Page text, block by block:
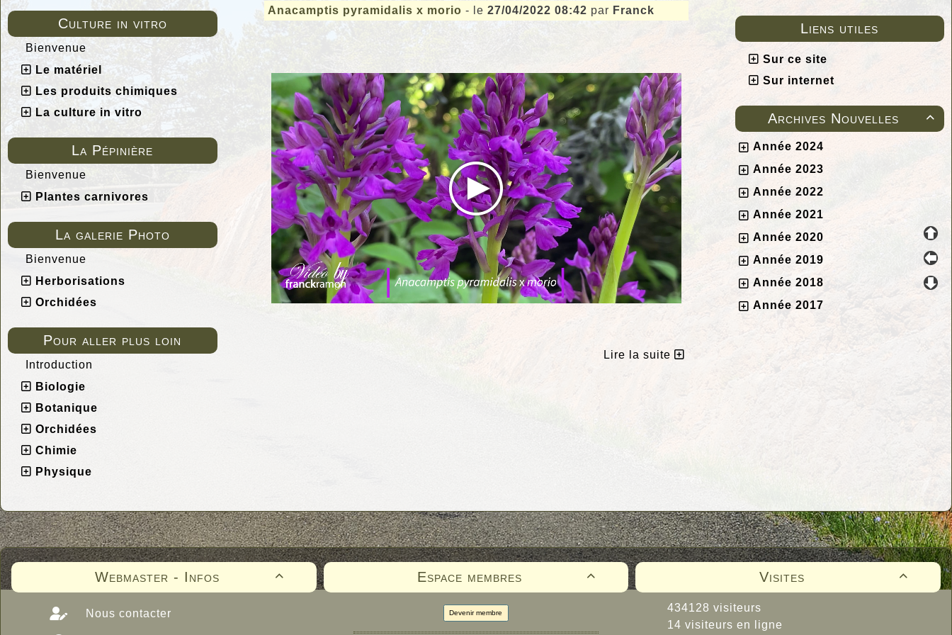
Culture in vitro
Bienvenue
Le matériel
Les produits chimiques
La culture in vitro
La Pépinière
Bienvenue
Plantes carnivores
La galerie Photo
Bienvenue
Herborisations
Orchidées
Pour aller plus loin
Introduction
Biologie
Botanique
Orchidées
Chimie
Physique
Anacamptis pyramidalis x morio - le 27/04/2022 08:42 par Franck
Lire la suite
Liens utiles
Sur ce site
Sur internet

Archives Nouvelles
Année 2024
Année 2023
Année 2022
Année 2021
Année 2020
Année 2019
Année 2018
Année 2017

Webmaster - Infos
Nous contacter

Espace membres
Devenir membre

Visites
434128 visiteurs
14 visiteurs en ligne